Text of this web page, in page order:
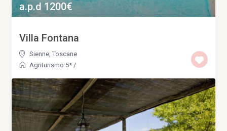
a.p.d 1200€
Villa Fontana
Sienne,Toscane
Agriturismo 5* /